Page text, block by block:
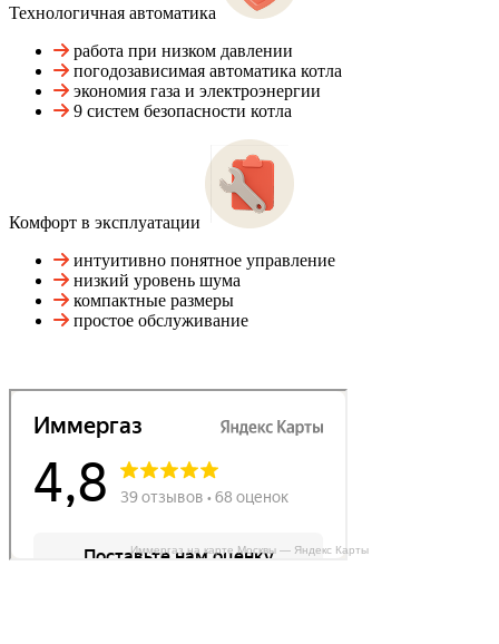
Технологичная автоматика
работа при низком давлении
погодозависимая автоматика котла
экономия газа и электроэнергии
9 систем безопасности котла
Комфорт в эксплуатации
интуитивно понятное управление
низкий уровень шума
компактные размеры
простое обслуживание
Иммергаз на карте Москвы — Яндекс Карты